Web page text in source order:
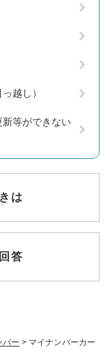
バー > マイナンバーカー
越し）
等ができない
は
答